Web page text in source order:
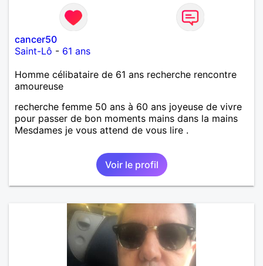
cancer50
Saint-Lô - 61 ans
Homme célibataire de 61 ans recherche rencontre
amoureuse
recherche femme 50 ans à 60 ans joyeuse de vivre
pour passer de bon moments mains dans la mains
Mesdames je vous attend de vous lire .
Voir le profil